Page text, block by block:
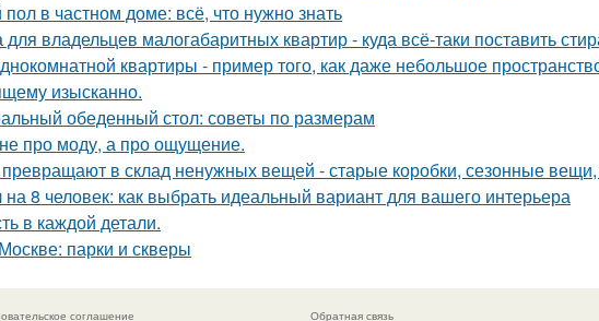
в частном доме: всё, что нужно знать
владельцев малогабаритных квартир - куда всё-таки поставить
квартиры - пример того, как даже небольшое
изысканно.
обеденный стол: советы по размерам
про моду, а про ощущение.
в склад ненужных вещей - старые коробки, сезонные
8 человек: как выбрать идеальный вариант для вашего интерьера
в каждой детали.
парки и скверы
соглашение Обратная связь